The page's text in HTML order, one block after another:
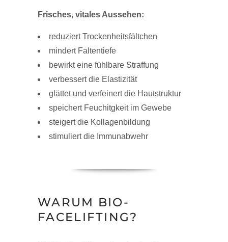
Frisches, vitales Aussehen:
reduziert Trockenheitsfältchen
mindert Faltentiefe
bewirkt eine fühlbare Straffung
verbessert die Elastizität
glättet und verfeinert die Hautstruktur
speichert Feuchitgkeit im Gewebe
steigert die Kollagenbildung
stimuliert die Immunabwehr
WARUM BIO-
FACELIFTING?